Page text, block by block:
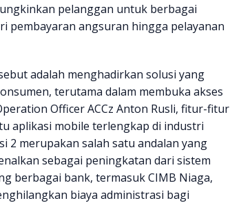
pelanggan untuk berbagai
pembayaran angsuran hingga pelayanan
adalah menghadirkan solusi yang
terutama dalam membuka akses
Officer ACCz Anton Rusli, fitur-fitur
aplikasi mobile terlengkap di industri
2 merupakan salah satu andalan yang
sebagai peningkatan dari sistem
berbagai bank, termasuk CIMB Niaga,
biaya administrasi bagi